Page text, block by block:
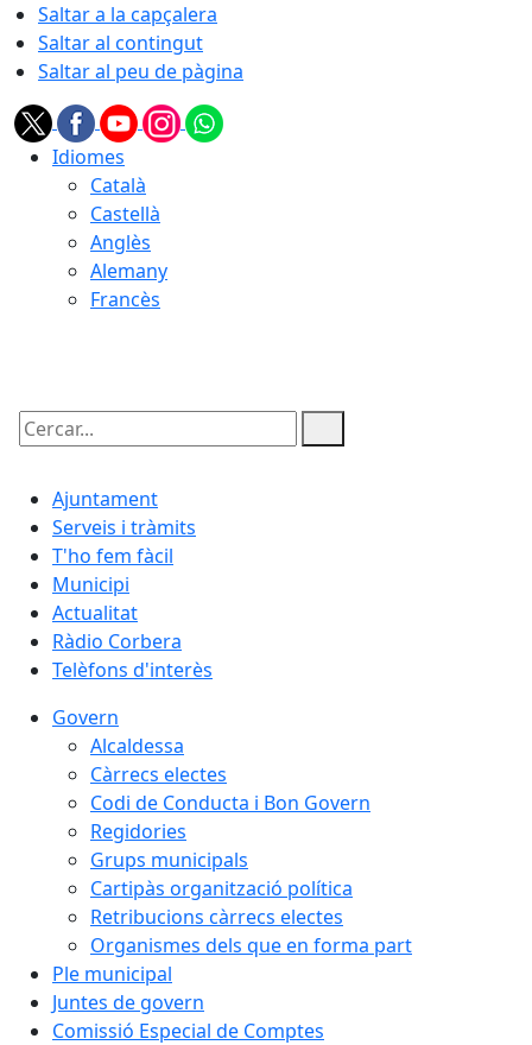
Saltar a la capçalera
Saltar al contingut
Saltar al peu de pàgina
Idiomes
Català
Castellà
Anglès
Alemany
Francès
Cercar:
Ajuntament
Serveis i tràmits
T'ho fem fàcil
Municipi
Actualitat
Ràdio Corbera
Telèfons d'interès
Govern
Alcaldessa
Càrrecs electes
Codi de Conducta i Bon Govern
Regidories
Grups municipals
Cartipàs organització política
Retribucions càrrecs electes
Organismes dels que en forma part
Ple municipal
Juntes de govern
Comissió Especial de Comptes